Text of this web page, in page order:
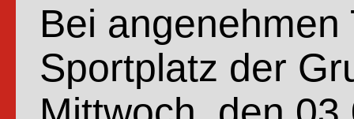
Bei
Sportplatz der